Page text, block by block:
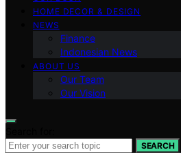
HOME DECOR & DESIGN
NEWS
Finance
Indonesian News
ABOUT US
Our Team
Our Vision
SEARCH